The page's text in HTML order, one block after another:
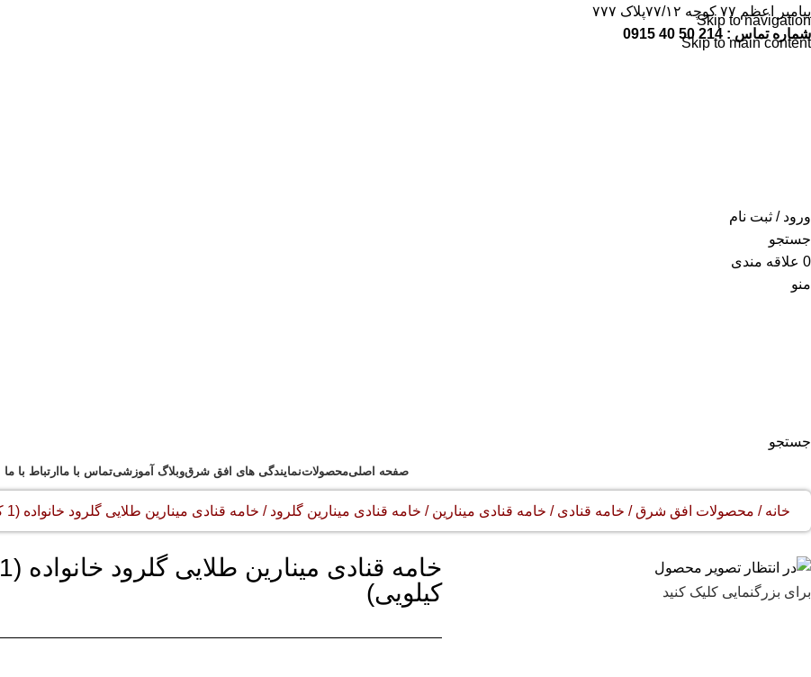
Skip to navigation
Skip to main content
پیامبر اعظم ۷۷ کوچه ۷۷/۱۲پلاک ۷۷۷
شماره تماس : 214 50 40 0915
ورود / ثبت نام
جستجو
0 علاقه مندی
منو
جستجو
صفحه اصلیمحصولاتنمایندگی های افق شرقوبلاگ آموزشیتماس با ما ارتباط با ما
خانه محصولات افق شرق خامه قنادی خامه قنادی مینارین خامه قنادی مینارین گلرود خامه قنادی مینارین طلایی گلرود خانواده (1 کیلویی)
برای بزرگنمایی کلیک کنید
خامه قنادی مینارین طلایی گلرود خانواده (1
کیلویی)